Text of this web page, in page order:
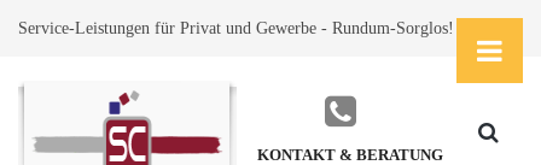
Service-Leistungen für Privat und Gewerbe - Rundum-Sorglos!
KONTAKT & BERATUNG